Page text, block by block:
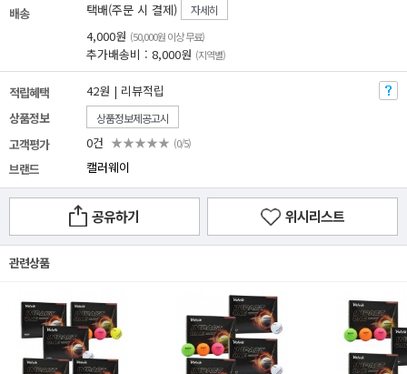
배송 택배(주문 시 결제) 자세히
4,000원 (50,000원 이상 무료)
추가배송비 : 8,000원 (지역별)
적립혜택
42원 | 리뷰적립
상품정보
상품정보제공고시
고객평가 0건 ★★★★★ (0/5)
브랜드 캘러웨이
공유하기 위시리스트
관련상품